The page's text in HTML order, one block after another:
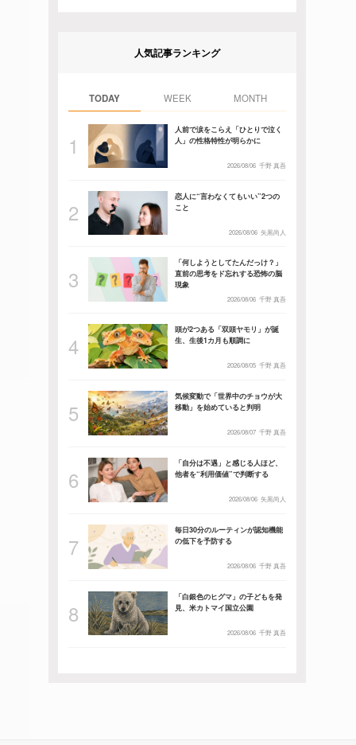
人気記事ランキング
TODAY WEEK MONTH
人前で涙をこらえ「ひとりで泣く
人」の性格特性が明らかに
2026/08/06 千野 真吾
恋人に“言わなくてもいい”2つの
こと
2026/08/06 矢黒尚人
「何しようとしてたんだっけ？」
直前の思考をド忘れする恐怖の脳
現象
2026/08/06 千野 真吾
頭が2つある「双頭ヤモリ」が誕
生、生後1カ月も順調に
2026/08/05 千野 真吾
気候変動で「世界中のチョウが大
移動」を始めていると判明
2026/08/07 千野 真吾
「自分は不遇」と感じる人ほど、
他者を“利用価値”で判断する
2026/08/06 矢黒尚人
毎日30分のルーティンが認知機能
の低下を予防する
2026/08/06 千野 真吾
「白銀色のヒグマ」の子どもを発
見、米カトマイ国立公園
2026/08/06 千野 真吾